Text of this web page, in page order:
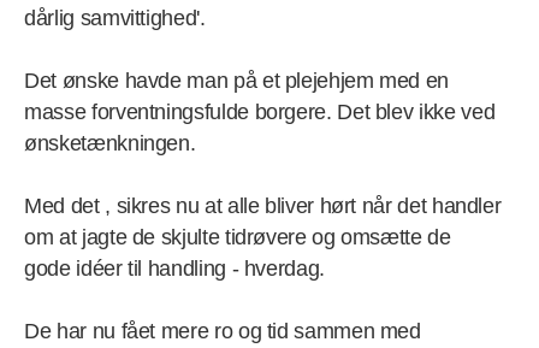
dårlig samvittighed'.
Det ønske havde man på et plejehjem med en
masse forventningsfulde borgere. Det blev ikke ved
ønsketænkningen.
Med det , sikres nu at alle bliver hørt når det handler
om at jagte de skjulte tidrøvere og omsætte de
gode idéer til handling - hverdag.
De har nu fået mere ro og tid sammen med